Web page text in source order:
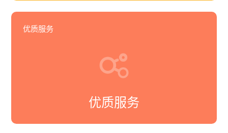
优质服务
优质服务